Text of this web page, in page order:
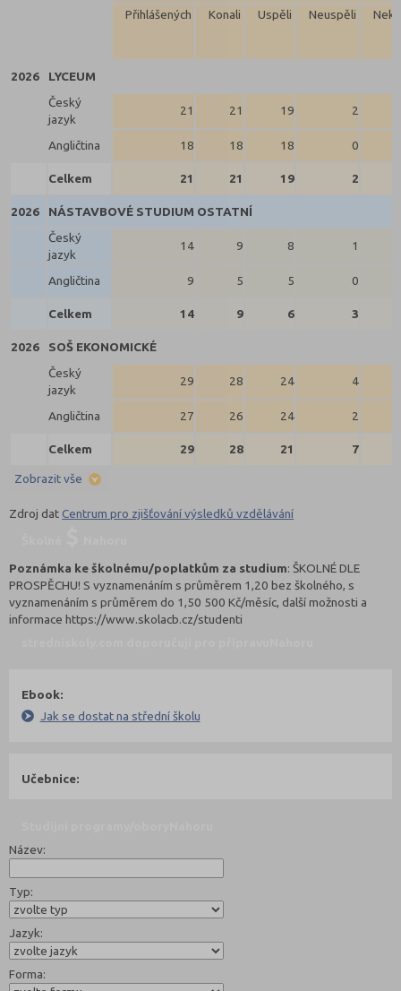
Přihlášených Konali Uspěli Neuspěli
2026
LYCEUM
Český
jazyk
21 21 19 2
Angličtina 18 18 18 0
Celkem 21 21 19 2
2026
NÁSTAVBOVÉ STUDIUM OSTATNÍ
Český
jazyk
14 9 8 1
Angličtina 9 5 5 0
Celkem 14 9 6 3
2026
SOŠ EKONOMICKÉ
Český
jazyk
29 28 24 4
Angličtina 27 26 24 2
Celkem 29 28 21 7
Zobrazit vše
Zdroj datCentrum pro zjišťování výsledků vzdělávání
Poznámka ke školnému/poplatkům za studium: ŠKOLNÉ DLE
PROSPĚCHU! S vyznamenáním s průměrem 1,20 bez školného, s
vyznamenáním s průměrem do 1,50 500 Kč/měsíc, další možnosti a
informace https://www.skolacb.cz/studenti
Ebook:
Jak se dostat na střední školu
Učebnice:
Název:
Typ:
Jazyk:
Forma: